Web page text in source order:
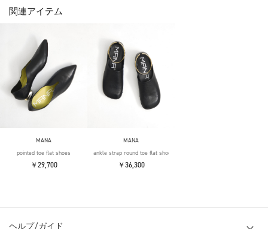
関連アイテム
MANA
pointed toe flat shoes
￥29,700
MANA
ankle strap round toe flat shoes
￥36,300
ヘルプ/ガイド